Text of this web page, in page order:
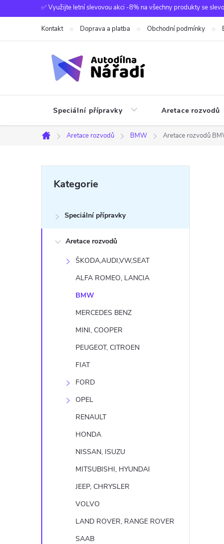
na
✅ Využijte letní slevovou akci -8% na všechny produkty se
Kontakt Doprava a platba Obchodní podmínky
Speciální přípravky Aretace rozvodů
Domů
Aretace rozvodů BMW Aretace rozvodů
s
kategorie
Kategorie
Speciální přípravky
Aretace rozvodů
ŠKODA,AUDI,VW,SEAT
ALFA ROMEO, LANCIA
BMW
MERCEDES BENZ
MINI, COOPER
PEUGEOT, CITROEN
FIAT
FORD
OPEL
RENAULT
HONDA
NISSAN, ISUZU
MITSUBISHI, HYUNDAI
JEEP, CHRYSLER
VOLVO
LAND ROVER, RANGE ROVER
SAAB